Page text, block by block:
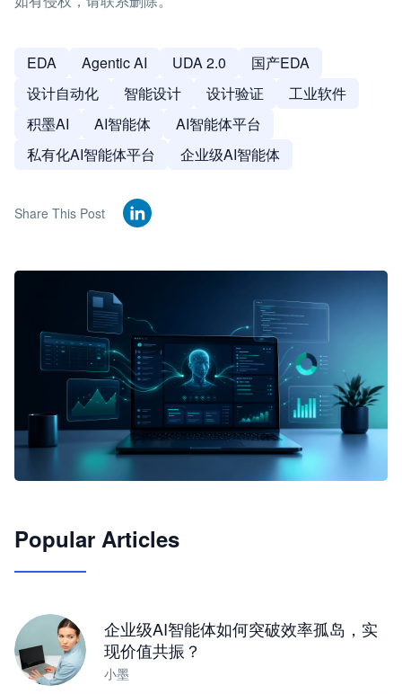
EDA Agentic AI UDA 2.0
国产EDA
设计自动化
智能设计 设计验证
工业软件
积墨AI
AI智能体
AI智能体平台
私有化AI智能体平台
企业级AI智能体
Share This Post
JimoClaw 桌面 AI Agent 工作台
Popular Articles
企业级AI智能体如何突破效率孤岛，实
现价值共振？
小墨